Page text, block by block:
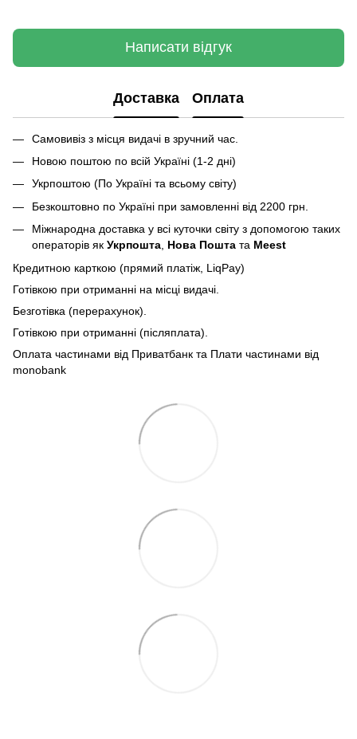
Написати відгук
Доставка Оплата
Самовивіз з місця видачі в зручний час.
Новою поштою по всій Україні (1-2 дні)
Укрпоштою (По Україні та всьому світу)
Безкоштовно по Україні при замовленні від 2200 грн.
Міжнародна доставка у всі куточки світу з допомогою таких
операторів як Укрпошта Нова Пошта та Meest
Кредитною карткою (прямий платіж, LiqPay)
Готівкою при отриманні на місці видачі.
Безготівка (перерахунок).
Готівкою при отриманні (післяплата).
Оплата частинами від Приватбанк та Плати частинами від
monobank